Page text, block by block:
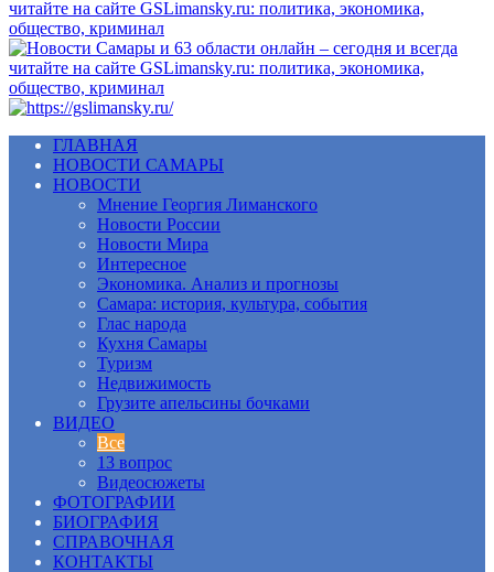
ГЛАВНАЯ
НОВОСТИ САМАРЫ
НОВОСТИ
Мнение Георгия Лиманского
Новости России
Новости Мира
Интересное
Экономика. Анализ и прогнозы
Самара: история, культура, события
Глас народа
Кухня Самары
Туризм
Недвижимость
Грузите апельсины бочками
ВИДЕО
Все
13 вопрос
Видеосюжеты
ФОТОГРАФИИ
БИОГРАФИЯ
СПРАВОЧНАЯ
КОНТАКТЫ